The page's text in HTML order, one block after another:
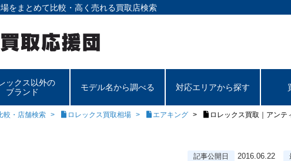
をまとめて比較・高く売れる買取店検索
ックス以外の
ブランド
モデル名から調べる 対応エリアから探す
較・店舗検索 ロレックス買取相場 エアキング ロレックス買取｜アン
記事公開日 2016.06.22